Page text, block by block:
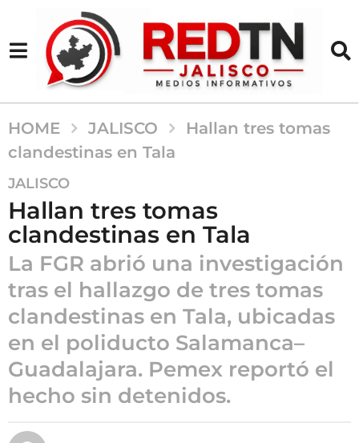
HOME JALISCO
Hallan tres tomas
clandestinas en Tala
9
m
e
s
e
s
a
g
9
m
e
JALISCO
Hallan tres tomas
clandestinas en Tala
La FGR abrió una investigación
tras el hallazgo de tres tomas
clandestinas en Tala, ubicadas
en el poliducto Salamanca–
Guadalajara. Pemex reportó el
hecho sin detenidos.